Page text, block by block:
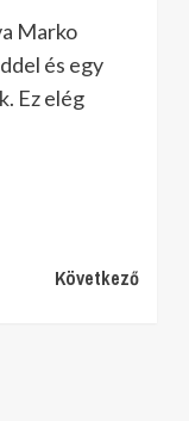
Marko
és egy
Ez elég
Következő